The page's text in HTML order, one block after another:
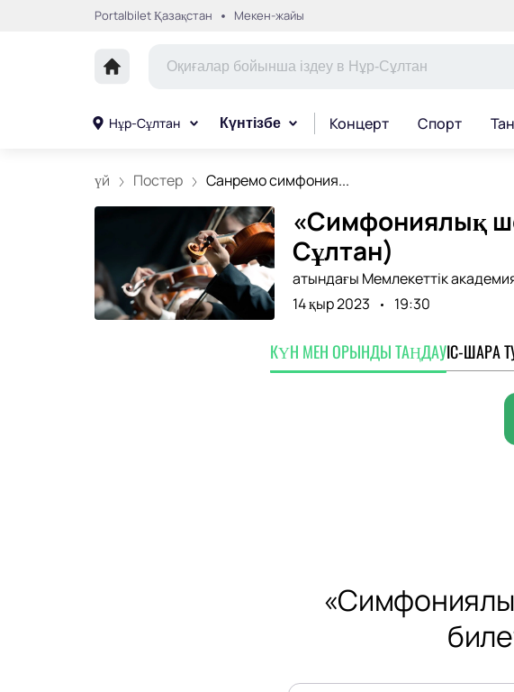
Portalbilet Қазақстан Мекен-жайы
Нұр-Сұлтан Күнтізбе Концерт Спорт
үй Постер Санремо симфония...
«Симфониялық
Сұлтан)
атындағы Мемлекеттік
14 қыр 2023
19:30
КҮН МЕН ОРЫНДЫ ТАҢДАУІС-ШАРА